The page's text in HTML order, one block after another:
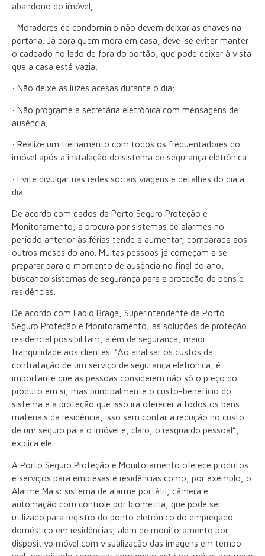
abandono do imóvel;
· Moradores de condomínio não devem deixar as chaves na
portaria. Já para quem mora em casa, deve-se evitar manter
o cadeado no lado de fora do portão, que pode deixar à vista
que a casa está vazia;
· Não deixe as luzes acesas durante o dia;
· Não programe a secretária eletrônica com mensagens de
ausência;
· Realize um treinamento com todos os frequentadores do
imóvel após a instalação do sistema de segurança eletrônica.
· Evite divulgar nas redes sociais viagens e detalhes do dia a
dia.
De acordo com dados da Porto Seguro Proteção e
Monitoramento, a procura por sistemas de alarmes no
período anterior às férias tende a aumentar, comparada aos
outros meses do ano. Muitas pessoas já começam a se
preparar para o momento de ausência no final do ano,
buscando sistemas de segurança para a proteção de bens e
residências.
De acordo com Fábio Braga, Superintendente da Porto
Seguro Proteção e Monitoramento, as soluções de proteção
residencial possibilitam, além de segurança, maior
tranquilidade aos clientes. “Ao analisar os custos da
contratação de um serviço de segurança eletrônica, é
importante que as pessoas considerem não só o preço do
produto em si, mas principalmente o custo-benefício do
sistema e a proteção que isso irá oferecer a todos os bens
materiais da residência, isso sem contar a redução no custo
de um seguro para o imóvel e, claro, o resguardo pessoal”,
explica ele.
A Porto Seguro Proteção e Monitoramento oferece produtos
e serviços para empresas e residências como, por exemplo, o
Alarme Mais: sistema de alarme portátil, câmera e
automação com controle por biometria, que pode ser
utilizado para registro do ponto eletrônico do empregado
doméstico em residências, além de monitoramento por
dispositivo móvel com visualização das imagens em tempo